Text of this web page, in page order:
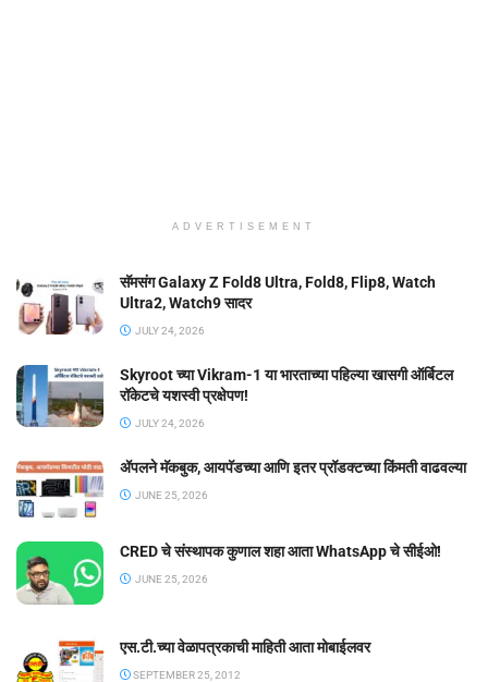
ADVERTISEMENT
सॅमसंग Galaxy Z Fold8 Ultra, Fold8, Flip8, Watch
Ultra2, Watch9 सादर
JULY 24, 2026
Skyroot च्या Vikram-1 या भारताच्या पहिल्या खासगी ऑर्बिटल
रॉकेटचे यशस्वी प्रक्षेपण!
JULY 24, 2026
ॲपलने मॅकबुक, आयपॅडच्या आणि इतर प्रॉडक्टच्या किंमती वाढवल्या
JUNE 25, 2026
CRED चे संस्थापक कुणाल शहा आता WhatsApp चे सीईओ!
JUNE 25, 2026
एस.टी.च्या वेळापत्रकाची माहिती आता मोबाईलवर
SEPTEMBER 25, 2012